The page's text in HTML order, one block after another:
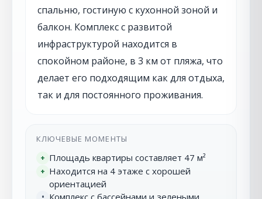
спальню, гостиную с кухонной зоной и
балкон. Комплекс с развитой
инфраструктурой находится в
спокойном районе, в 3 км от пляжа, что
делает его подходящим как для отдыха,
так и для постоянного проживания.
КЛЮЧЕВЫЕ МОМЕНТЫ
+ Площадь квартиры составляет 47 м²
+ Находится на 4 этаже с хорошей
ориентацией
• Комплекс с бассейнами и зелеными